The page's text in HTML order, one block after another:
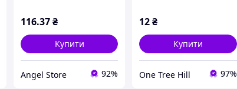
116.37₴
Купити
Angel Store 92%
12₴
Купити
One Tree Hill 97%